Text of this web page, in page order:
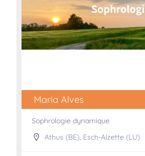
Maria Alves
Sophrologie dynamique
Athus (BE) Esch-Alzette (LU)